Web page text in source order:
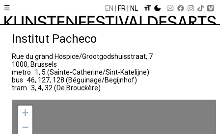
☰ EN FR NL
Institut Pacheco
Rue du grand Hospice/Grootgodshuisstraat, 7
1000, Brussels
metro
1, 5 (Sainte-Catherine/Sint-Katelijne)
bus 46, 127, 128 (Béguinage/Begijnhof)
tram 3, 4, 32 (De Brouckère)
+
−